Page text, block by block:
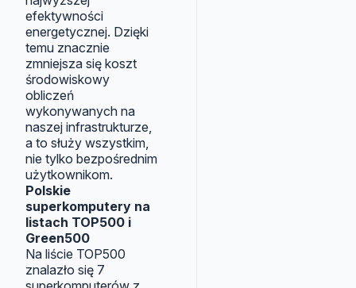
efektywności
energetycznej. Dzięki
temu znacznie
zmniejsza się koszt
środowiskowy
obliczeń
wykonywanych na
naszej infrastrukturze,
a to służy wszystkim,
nie tylko bezpośrednim
użytkownikom.
Polskie
superkomputery na
listach TOP500 i
Green500
Na liście TOP500
znalazło się 7